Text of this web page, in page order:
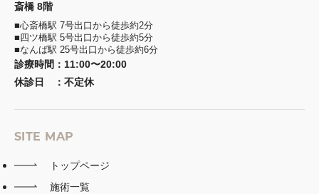
斎橋 8階
■心斎橋駅 7号出口から徒歩約2分
■四ツ橋駅 5号出口から徒歩約5分
■なんば駅 25号出口から徒歩約6分
診療時間 ： 11:00〜20:00
休診日
： 不定休
SITE MAP
トップページ
施術一覧